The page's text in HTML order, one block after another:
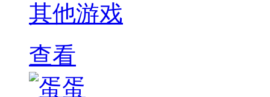
其他游戏
查看